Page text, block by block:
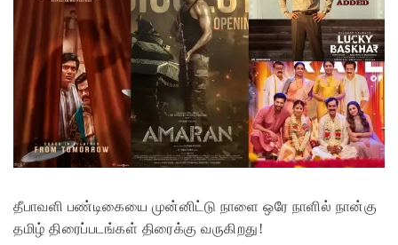
தீபாவளி பண்டிகையை முன்னிட்டு நாளை ஒரே நாளில் நான்கு
தமிழ் திரைப்படங்கள் திரைக்கு வருகிறது!